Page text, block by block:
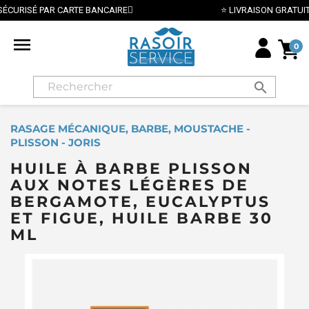
⭐ LIVRAISON GRATUITE EN FRANCE MÉTROPOLITAINE DÈS 70€
 0
search
RASAGE MÉCANIQUE, BARBE, MOUSTACHE -
PLISSON - JORIS
HUILE À BARBE PLISSON
AUX NOTES LÉGÈRES DE
BERGAMOTE, EUCALYPTUS
ET FIGUE, HUILE BARBE 30
ML